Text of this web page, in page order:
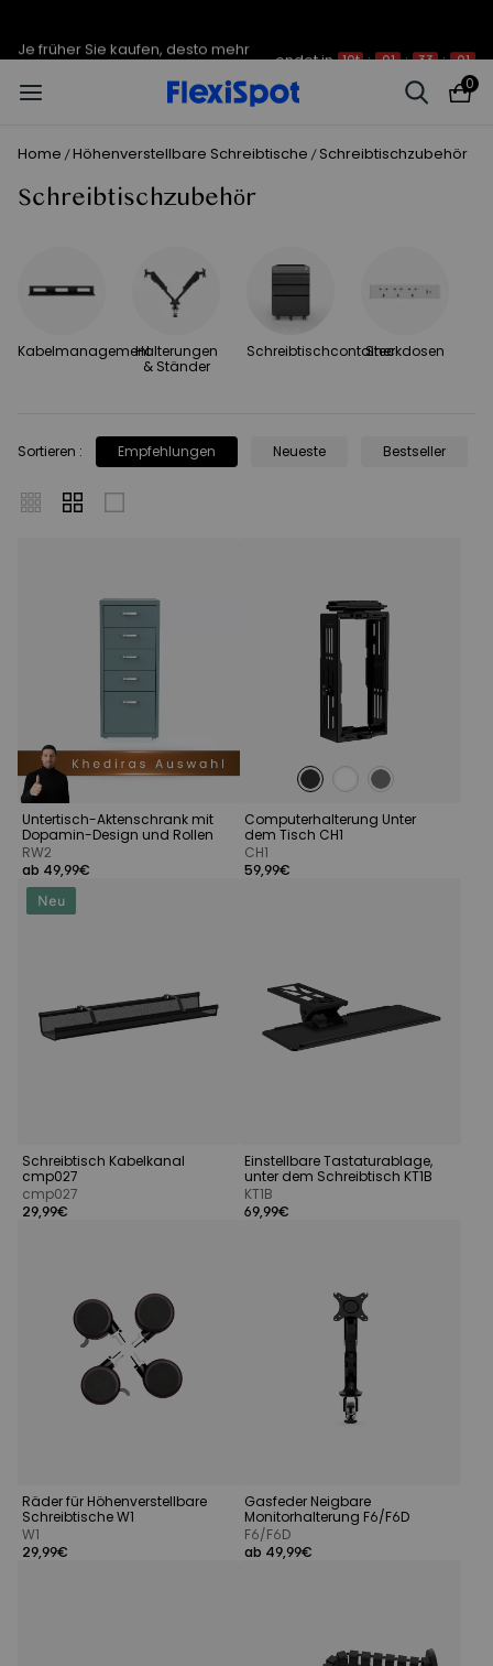
sparen Sie | C7 Morpher – 290 €
Rabatt
0
Home /Höhenverstellbare Schreibtische / Schreibtischzubehör
Schreibtischzubehör
KabelmanagementHalterungen
& Ständer
SchreibtischcontainerSteckdosen
Sortieren : Empfehlungen Neueste Bestseller
Untertisch-Aktenschrank mit
Dopamin-Design und Rollen
RW2
ab 49,99€
Computerhalterung Unter
dem Tisch CH1
CH1
59,99€
Neu
Schreibtisch Kabelkanal
cmp027
cmp027
29,99€
Einstellbare Tastaturablage,
unter dem Schreibtisch KT1B
KT1B
69,99€
Räder für Höhenverstellbare
Schreibtische W1
W1
29,99€
Gasfeder Neigbare
Monitorhalterung F6/F6D
F6/F6D
ab 49,99€